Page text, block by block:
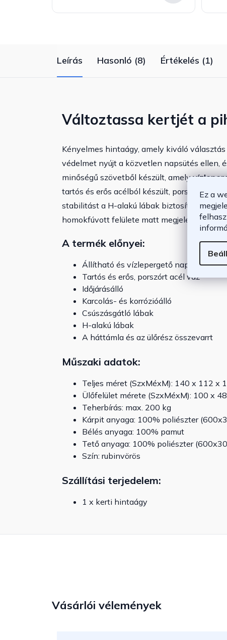
Ez a
5,0
Leírás Hasonló (8) Értékelés (1)
Változtassa kertjét a
Kényelmes hintaágy, amely kiváló
védelmet nyújt a közvetlen napsütés ellen,
minőségű szövetből készült, amely
tartós és erős acélból készült, porszórt
stabilitást a H-alakú lábak biztosítják,
homokfúvott felülete matt megjelenést és
A termék előnyei:
Állítható és vízlepergető napellenző
Tartós és erős, porszórt acél váz
Időjárásálló
Karcolás- és korrózióálló
Csúszásgátló lábak
H-alakú lábak
A háttámla és az ülőrész összevarrt
Műszaki adatok:
Teljes méret (SzxMéxM): 140 x 112 x
Ülőfelület mérete (SzxMéxM): 100 x
Teherbírás: max. 200 kg
Kárpit anyaga: 100% poliészter
Bélés anyaga: 100% pamut
Tető anyaga: 100% poliészter
Szín: rubinvörös
Szállítási terjedelem:
1 x kerti hintaágy
Vásárlói vélemények